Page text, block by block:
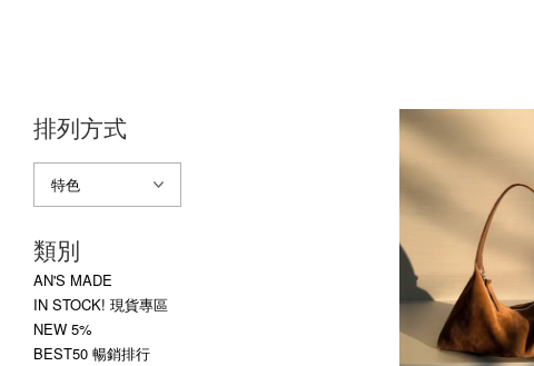
排列方式
類別
AN'S MADE
IN STOCK! 現貨專區
NEW 5%
BEST50 暢銷排行